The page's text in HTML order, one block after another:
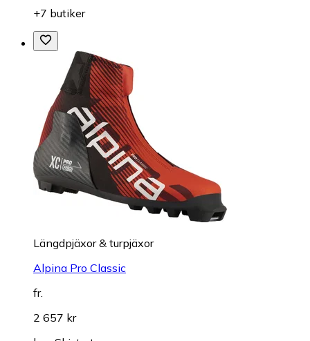
+7 butiker
Längdpjäxor & turpjäxor
Alpina Pro Classic
fr.
2 657 kr